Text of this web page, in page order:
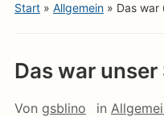
Start» Allgemein» Das war
Das war
Von gsblino in